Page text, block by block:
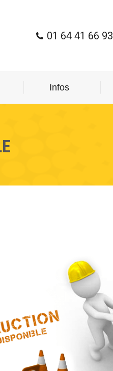
01 64 41 66 93
Infos